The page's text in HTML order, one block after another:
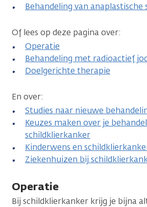
Behandeling van
Of lees op deze pagina over:
Operatie
Behandeling met radioactief
Doelgerichte therapie
En over:
Studies naar nieuwe
Keuzes maken over je
schildklierkanker
Kinderwens en
Ziekenhuizen bij
Operatie
Bij schildklierkanker krijg je bijna